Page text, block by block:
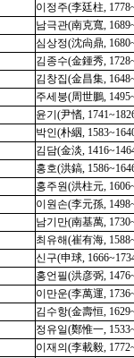
이정주(李廷柱,
남극관(南克寬,
심상정(沈尙鼎,
김종수(金鍾秀,
김창집(金昌集,
주세붕(周世鵬,
윤기(尹愭,
박인(朴絪,
김담(金淡,
홍호(洪鎬,
홍주원(洪柱元,
이원손(李元孫,
남기만(南基萬,
최유해(崔有海,
신구(申球,
홍언필(洪彦弼,
이만운(李萬運,
김수항(金壽恒,
정유일(鄭惟一,
이재의(李載毅,